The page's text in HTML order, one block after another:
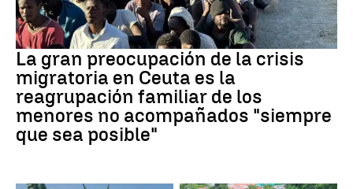
CRISIS MIGRATORIA
La gran preocupación de la crisis
migratoria en Ceuta es la
reagrupación familiar de los
menores no acompañados "siempre
que sea posible"